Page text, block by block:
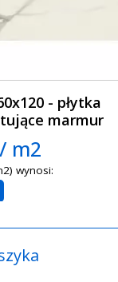
- płytka
marmur
m2
wynosi: